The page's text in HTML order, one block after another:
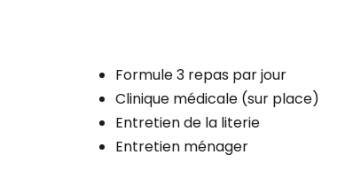
Formule 3 repas par jour
Clinique médicale (sur place)
Entretien de la literie
Entretien ménager